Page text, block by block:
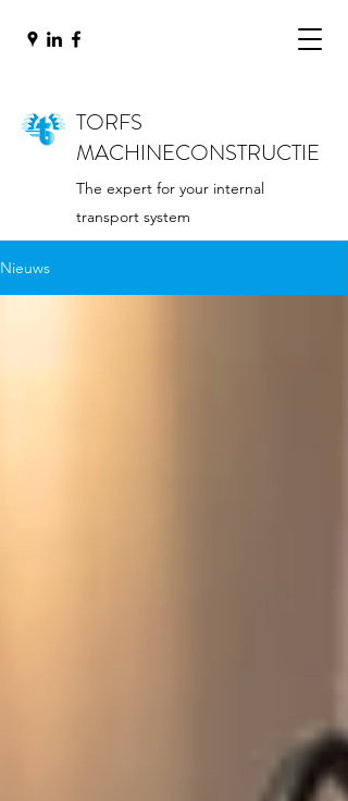
TORFS
MACHINECONSTRUCTIE
The expert for your internal
transport system
Nieuws